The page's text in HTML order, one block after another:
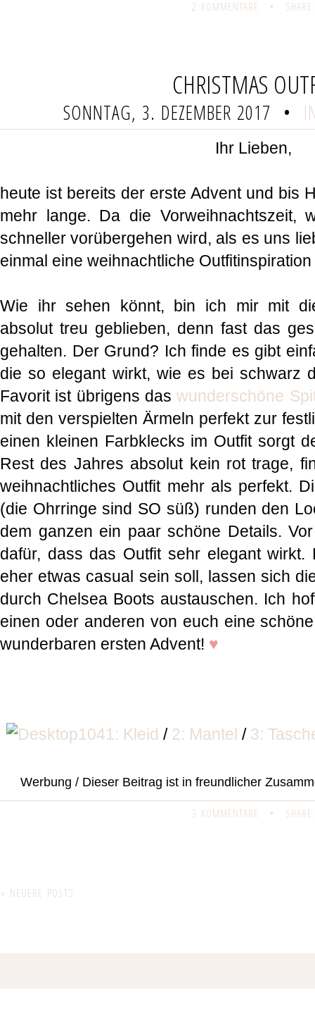
2 KOMMENTARE • SHARE:
CHRISTMAS
SONNTAG, 3. DEZEMBER 2017 •
Ihr Lieben,
heute ist bereits der erste Advent und bis
mehr lange. Da die Vorweihnachtszeit,
schneller vorübergehen wird, als es uns
einmal eine weihnachtliche
Wie ihr sehen könnt, bin ich mir mit
absolut treu geblieben, denn fast das
gehalten. Der Grund? Ich finde es gibt
die so elegant wirkt, wie es bei schwarz
Favorit ist übrigens daswunderschöne
mit den verspielten Ärmeln perfekt zur
einen kleinen Farbklecks im Outfit sorgt
Rest des Jahres absolut kein rot trage,
weihnachtliches Outfit mehr als perfekt.
(die Ohrringe sind SO süß) runden den
dem ganzen ein paar schöne Details.
dafür, dass das Outfit sehr elegant
eher etwas casual sein soll, lassen sich
durch Chelsea Boots austauschen. Ich
einen oder anderen von euch eine
wunderbaren ersten Advent! ♥
1: Kleid / 2: Mantel / 3:
Werbung / Dieser Beitrag ist in freundlicher
3 KOMMENTARE • SHARE:
« NEUERE POSTS